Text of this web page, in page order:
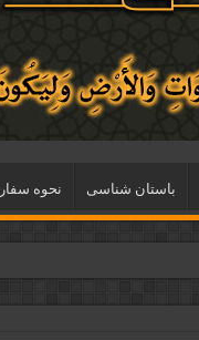
باستان شناسی نحوه